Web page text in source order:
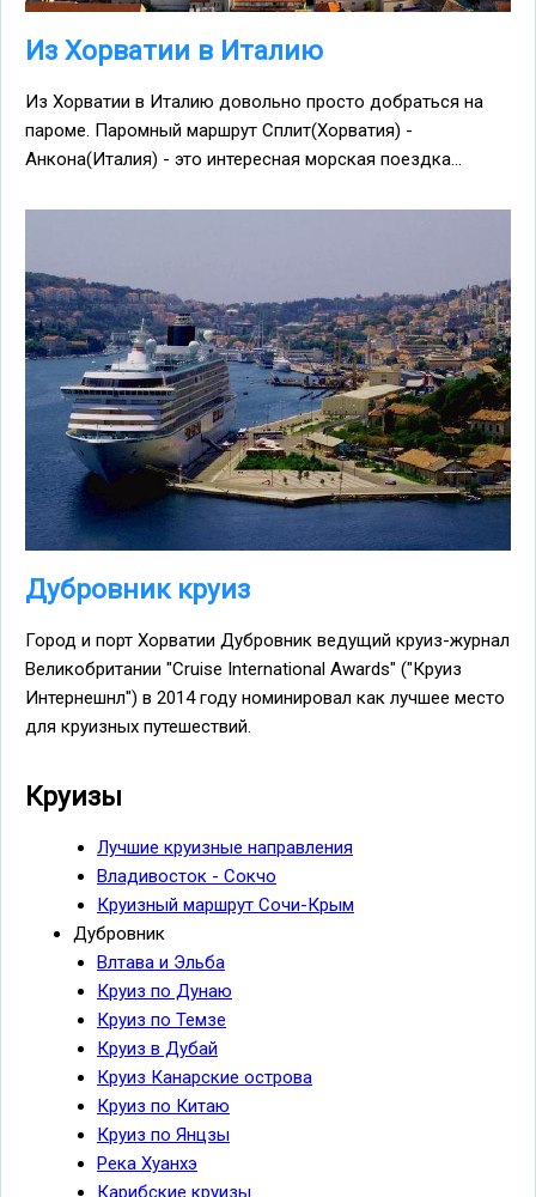
Из Хорватии в Италию
Из Хорватии в Италию довольно просто добраться на
пароме. Паромный маршрут Сплит(Хорватия) -
Анкона(Италия) - это интересная морская поездка...
Дубровник круиз
Город и порт Хорватии Дубровник ведущий круиз-журнал
Великобритании "Cruise International Awards" ("Круиз
Интернешнл") в 2014 году номинировал как лучшее место
для круизных путешествий.
Круизы
Лучшие круизные направления
Владивосток - Сокчо
Круизный маршрут Сочи-Крым
Дубровник
Влтава и Эльба
Круиз по Дунаю
Круиз по Темзе
Круиз в Дубай
Круиз Канарские острова
Круиз по Китаю
Круиз по Янцзы
Река Хуанхэ
Карибские круизы